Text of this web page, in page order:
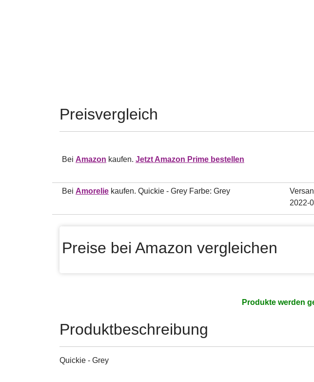
Preisvergleich
Bei Amazon kaufen. Jetzt Amazon Prime bestellen
Bei Amorelie kaufen. Quickie - Grey Farbe: Grey
2022-
Preise bei Amazon vergleichen
Produkte werden
Produktbeschreibung
Quickie - Grey